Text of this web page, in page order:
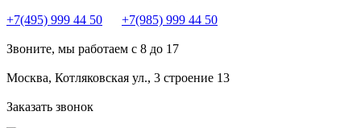
+7(495) 999 44 50 +7(985) 999 44 50
Звоните, мы работаем с 8 до 17
Москва, Котляковская ул., 3 строение 13
Заказать звонок